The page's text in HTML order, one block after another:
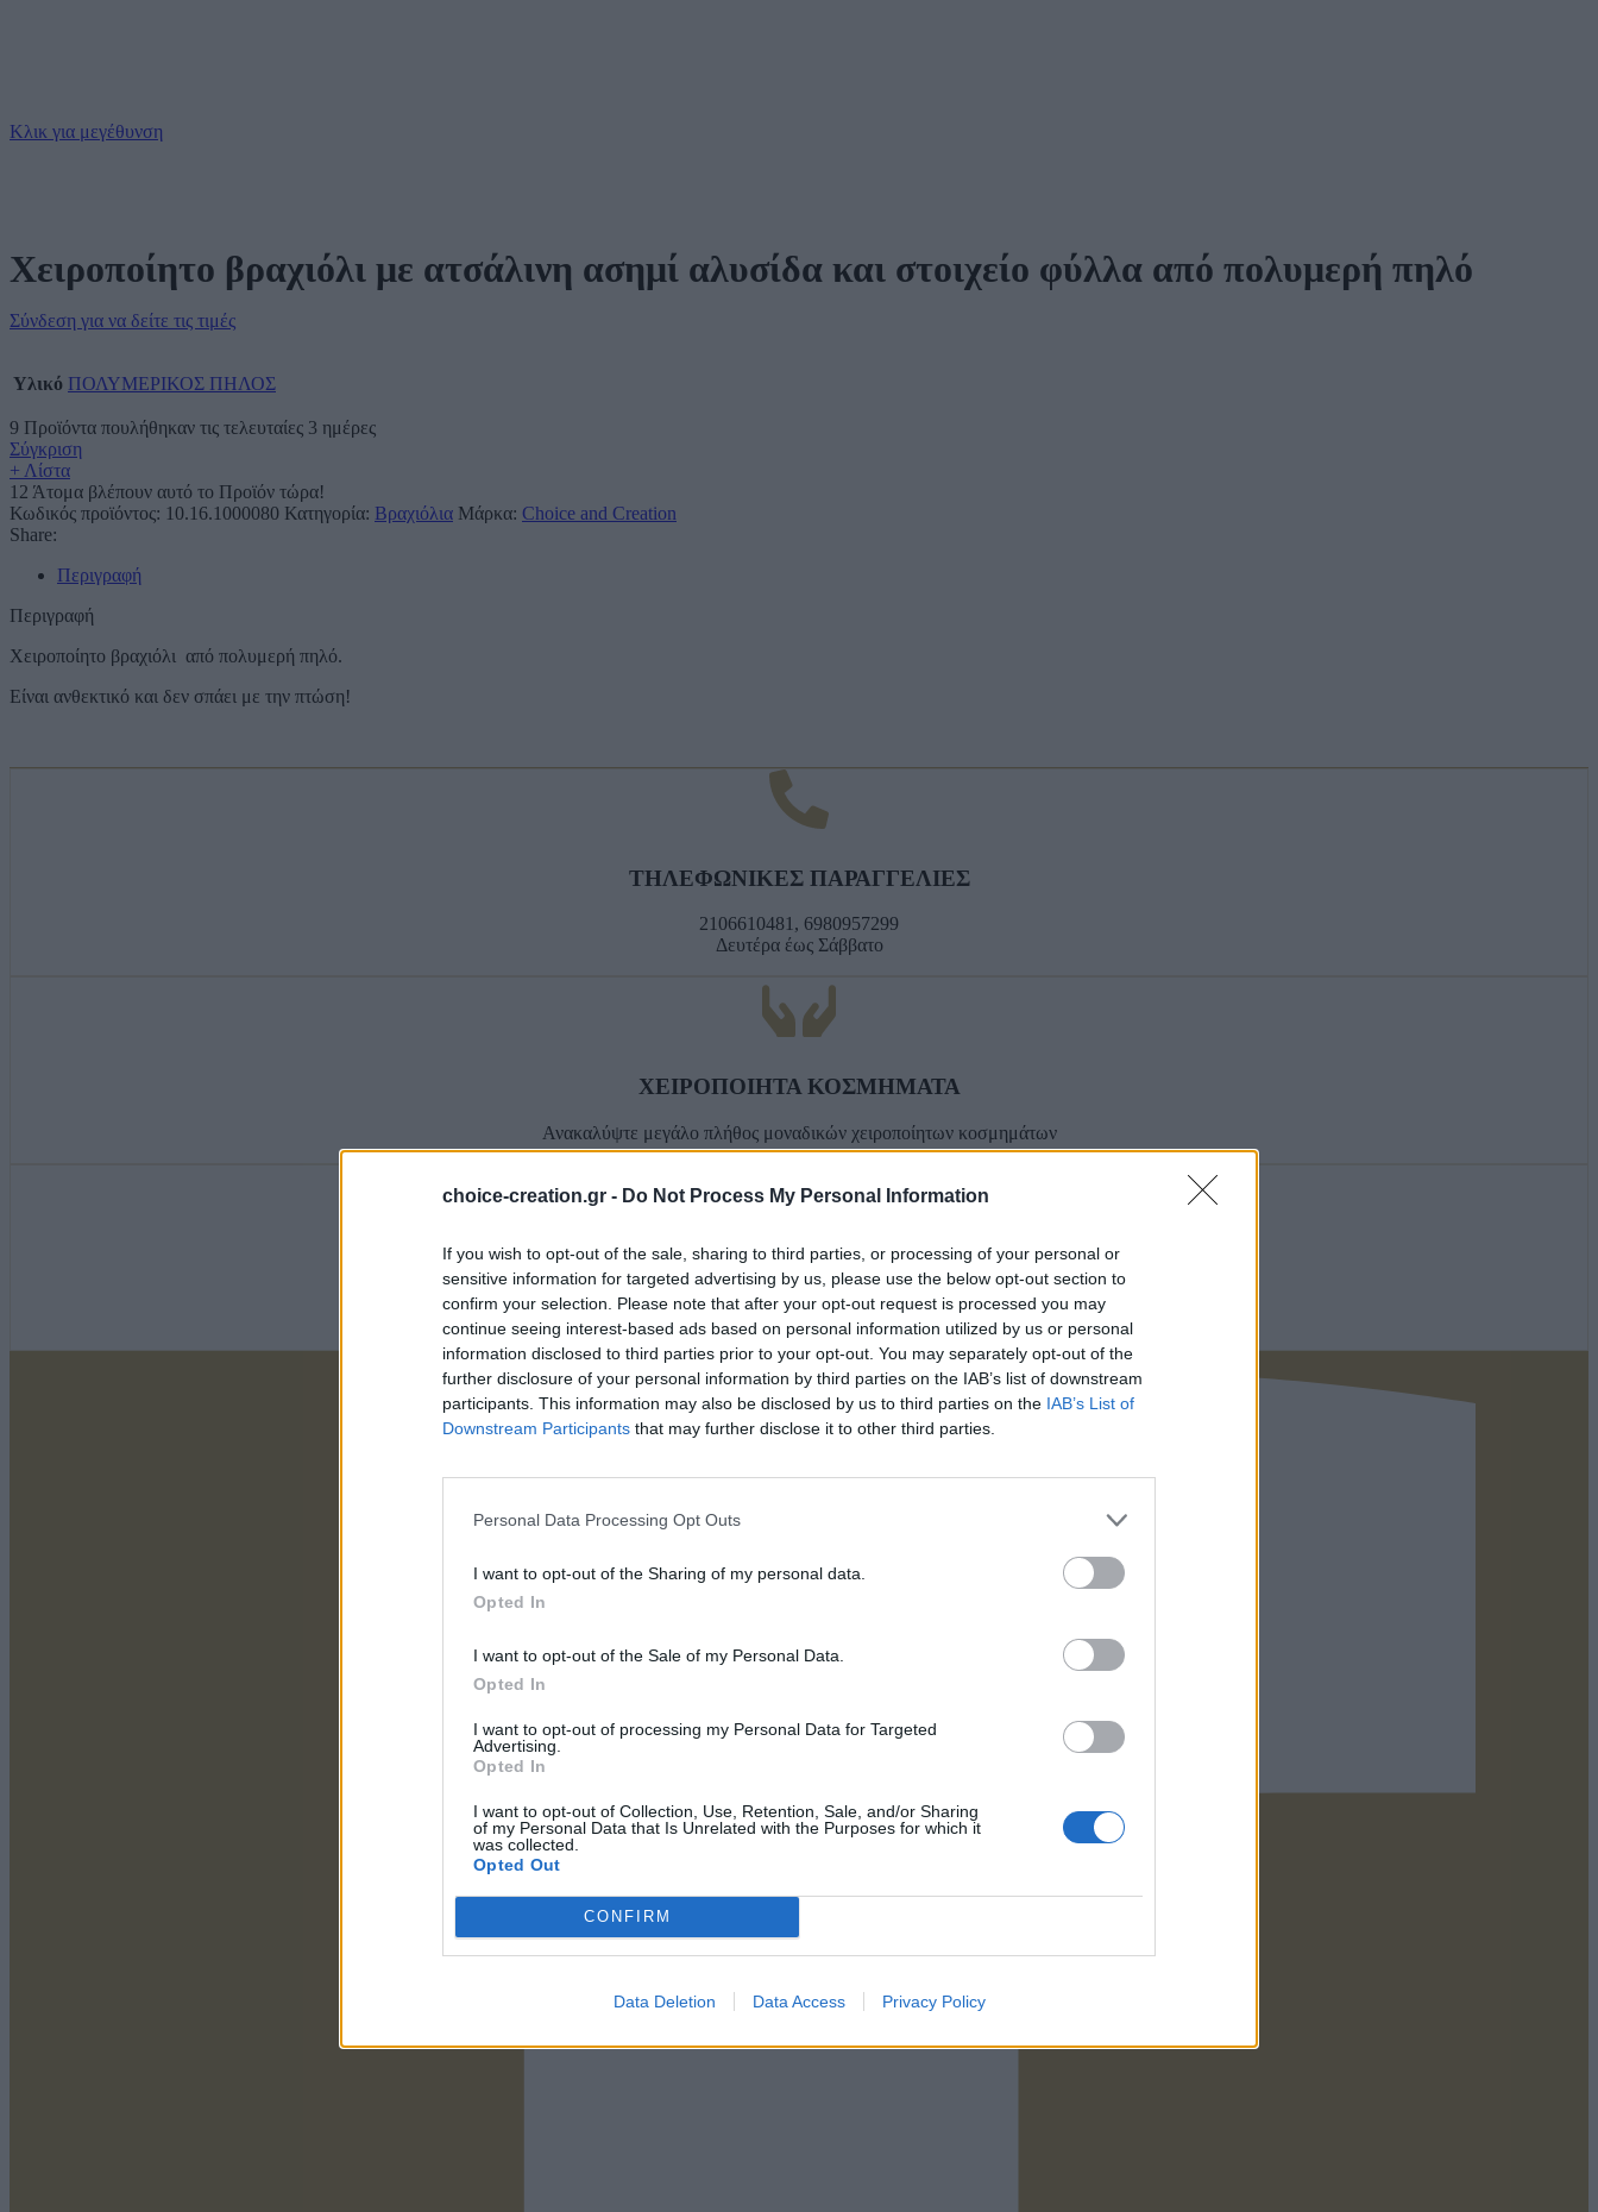
choice-creation.gr - Do Not Process My Personal Information
If you wish to opt-out of the sale, sharing to third parties, or processing of your personal or
sensitive information for targeted advertising by us, please use the below opt-out section to
confirm your selection. Please note that after your opt-out request is processed you may
continue seeing interest-based ads based on personal information utilized by us or personal
information disclosed to third parties prior to your opt-out. You may separately opt-out of the
further disclosure of your personal information by third parties on the IAB’s list of downstream
participants. This information may also be disclosed by us to third parties on the IAB’s List of
Downstream Participants that may further disclose it to other third parties.
Personal Data Processing Opt Outs
I want to opt-out of the Sharing of my personal data.
Opted In
I want to opt-out of the Sale of my Personal Data.
Opted In
I want to opt-out of processing my Personal Data for Targeted
Advertising.
Opted In
I want to opt-out of Collection, Use, Retention, Sale, and/or Sharing
of my Personal Data that Is Unrelated with the Purposes for which it
was collected.
Opted Out
CONFIRM
Data Deletion Data Access Privacy Policy
Κλικ για μεγέθυνση
Χειροποίητο βραχιόλι με ατσάλινη ασημί αλυσίδα και στοιχείο φύλλα από πολυμερή πηλό
Σύνδεση για να δείτε τις τιμές
Υλικό ΠΟΛΥΜΕΡΙΚΟΣ ΠΗΛΟΣ
9 Προϊόντα πουλήθηκαν τις τελευταίες 3 ημέρες
Σύγκριση
+ Λίστα
12 Άτομα βλέπουν αυτό το Προϊόν τώρα!
Κωδικός προϊόντος: 10.16.1000080 Κατηγορία: Βραχιόλια Μάρκα: Choice and Creation
Share:
Περιγραφή
Περιγραφή
Χειροποίητο βραχιόλι από πολυμερή πηλό.
Είναι ανθεκτικό και δεν σπάει με την πτώση!
ΤΗΛΕΦΩΝΙΚΕΣ ΠΑΡΑΓΓΕΛΙΕΣ
2106610481, 6980957299
Δευτέρα έως Σάββατο
ΧΕΙΡΟΠΟΙΗΤΑ ΚΟΣΜΗΜΑΤΑ
Ανακαλύψτε μεγάλο πλήθος μοναδικών χειροποίητων κοσμημάτων
ΠΛΗΡΩΣΤΕ ΜΕ ΑΣΦΑΛΕΙΑ
Τραπεζική Κατάθεση
Facebook-f